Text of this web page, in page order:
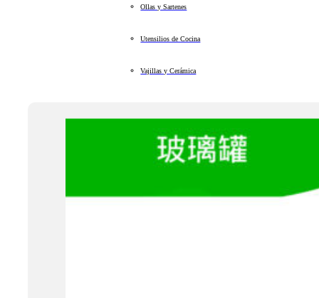
Ollas y Sartenes
Utensilios de Cocina
Vajillas y Cerámica